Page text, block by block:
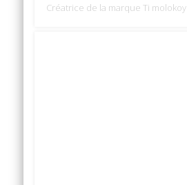
Créatrice de la marque Ti molokoy